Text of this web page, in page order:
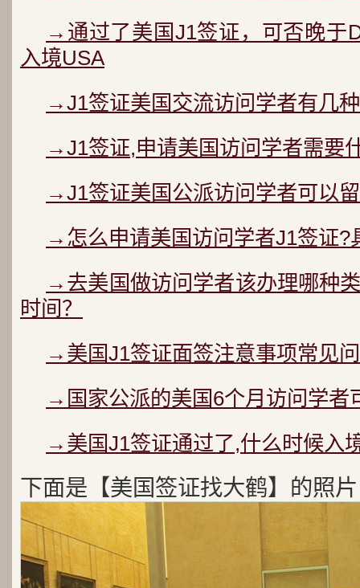
→通过了美国J1签证，可否晚于
入境USA
→J1签证美国交流访问学者有几
→J1签证,申请美国访问学者需要
→J1签证美国公派访问学者可以
→怎么申请美国访问学者J1签证?
→去美国做访问学者该办理哪种
时间？
→美国J1签证面签注意事项常见
→国家公派的美国6个月访问学者
→美国J1签证通过了,什么时候入
下面是【美国签证找大鹤】的照片